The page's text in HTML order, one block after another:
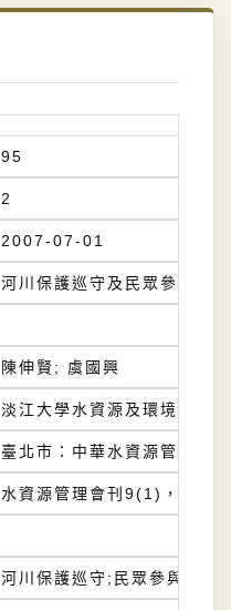
95
2
2007-07-01
河川保護巡守及民眾參與
陳伸賢; 虞國興
淡江大學水資源及環境工程
臺北市：中華水資源管理學會
水資源管理會刊9(1)，頁
河川保護巡守;民眾參與;河川